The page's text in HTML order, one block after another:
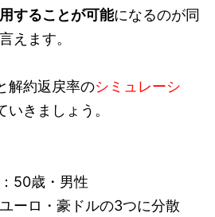
することが可能になるのが同
えます。
解約返戻率のシミュレーシ
いきましょう。
50歳・男性
ーロ・豪ドルの3つに分散